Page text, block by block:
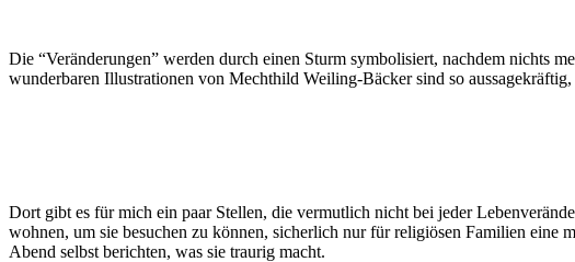
Die “Veränderungen” werden durch einen Sturm symbolisiert, nachdem nichts
wunderbaren Illustrationen von Mechthild Weiling-Bäcker sind so
Dort gibt es für mich ein paar Stellen, die vermutlich nicht bei jeder
wohnen, um sie besuchen zu können, sicherlich nur für religiösen Familien
Abend selbst berichten, was sie traurig macht.